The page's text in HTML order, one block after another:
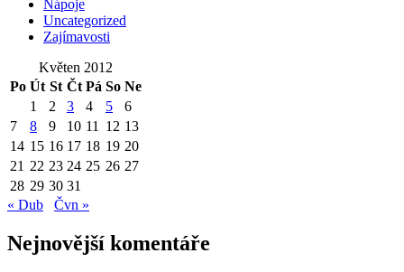
Nápoje
Uncategorized
Zajímavosti
Květen 2012
Po Út St Čt Pá So Ne
1
2 3 4 5
6
7
8 9 10 11 12 13
14 15 16 17 18 19 20
21 22 23 24 25 26 27
28 29 30 31
« Dub
Čvn »
Nejnovější komentáře